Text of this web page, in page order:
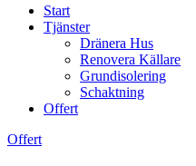
Start
Tjänster
Dränera Hus
Renovera Källare
Grundisolering
Schaktning
Offert
Offert